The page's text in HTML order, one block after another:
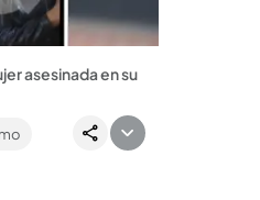
asesinada en su
y fue atacada
de su casa. El
huyó del lugar. ...